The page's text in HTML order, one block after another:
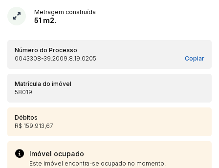
Metragem construída
51 m2.
Número do Processo
0043308-39.2009.8.19.0205
Copiar
Matrícula do imóvel
58019
Débitos
R$ 159.913,67
Imóvel ocupado
Este imóvel encontra-se ocupado no momento.